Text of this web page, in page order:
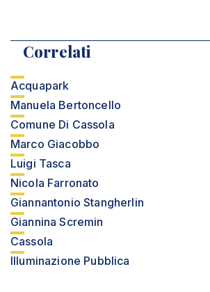
Correlati
Acquapark
Manuela Bertoncello
Comune Di Cassola
Marco Giacobbo
Luigi Tasca
Nicola Farronato
Giannantonio Stangherlin
Giannina Scremin
Cassola
Illuminazione Pubblica